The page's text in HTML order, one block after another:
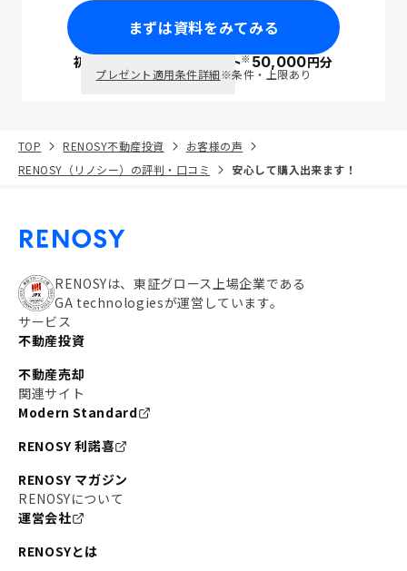
まずは資料をみてみる
初回面談で ポイント※50,000円分
プレゼント適用条件詳細※条件・上限あり
TOP RENOSY不動産投資
お客様の声
RENOSY（リノシー）の評判・口コミ
安心して購入出来ます！
RENOSYは、東証グロース上場企業である
GA technologiesが運営しています。
サービス
不動産投資
不動産売却
関連サイト
Modern Standard
RENOSY 利諾喜
RENOSY マガジン
RENOSYについて
運営会社
RENOSYとは